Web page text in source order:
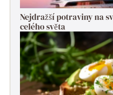
Nejdražší potraviny na
celého světa